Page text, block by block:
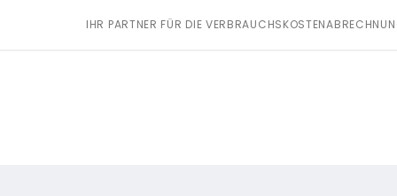
IHR PARTNER FÜR DIE